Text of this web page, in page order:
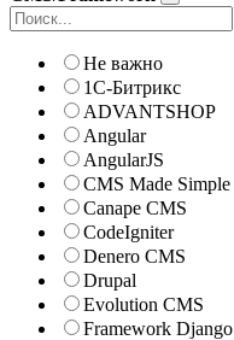
Не важно
1С-Битрикс
ADVANTSHOP
Angular
AngularJS
CMS Made Simple
Canape CMS
CodeIgniter
Denero CMS
Drupal
Evolution CMS
Framework Django